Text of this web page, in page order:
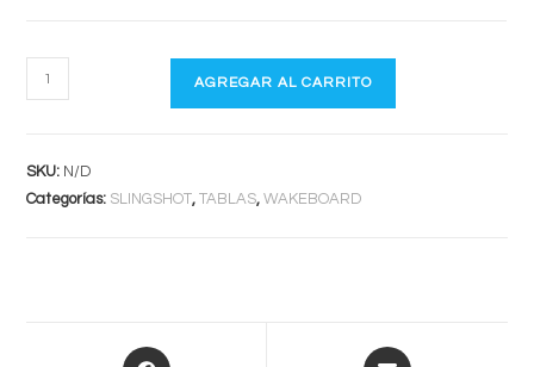
BEARDEN
2025
cantidad
AGREGAR AL CARRITO
SKU: N/D
Categorías: SLINGSHOT,TABLAS,WAKEBOARD
Opens
Opens